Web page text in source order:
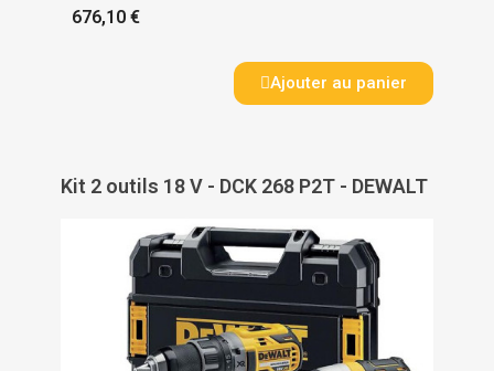
676,10 €
Ajouter au panier
Kit 2 outils 18 V - DCK 268 P2T - DEWALT